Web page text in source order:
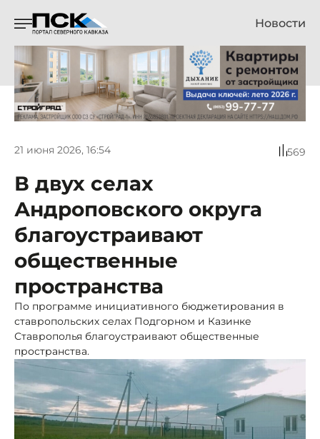
Новости
21 июня 2026, 16:54 569
В двух селах
Андроповского округа
благоустраивают
общественные
пространства
По программе инициативного бюджетирования в
ставропольских селах Подгорном и Казинке
Ставрополья благоустраивают общественные
пространства.